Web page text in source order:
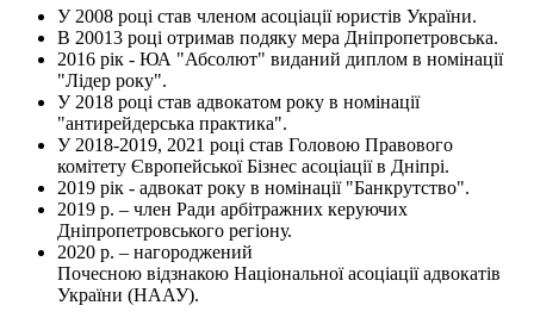
У 2008 році став членом асоціації юристів України.
В 20013 році отримав подяку мера Дніпропетровська.
2016 рік - ЮА "Абсолют" виданий диплом в номінації
"Лідер року".
У 2018 році став адвокатом року в номінації
"антирейдерська практика".
У 2018-2019, 2021 році став Головою Правового
комітету Європейської Бізнес асоціації в Дніпрі.
2019 рік - адвокат року в номінації "Банкрутство".
2019 р. – член Ради арбітражних керуючих
Дніпропетровського регіону.
2020 р. – нагороджений
Почесною відзнакою Національної асоціації адвокатів
України (НААУ).